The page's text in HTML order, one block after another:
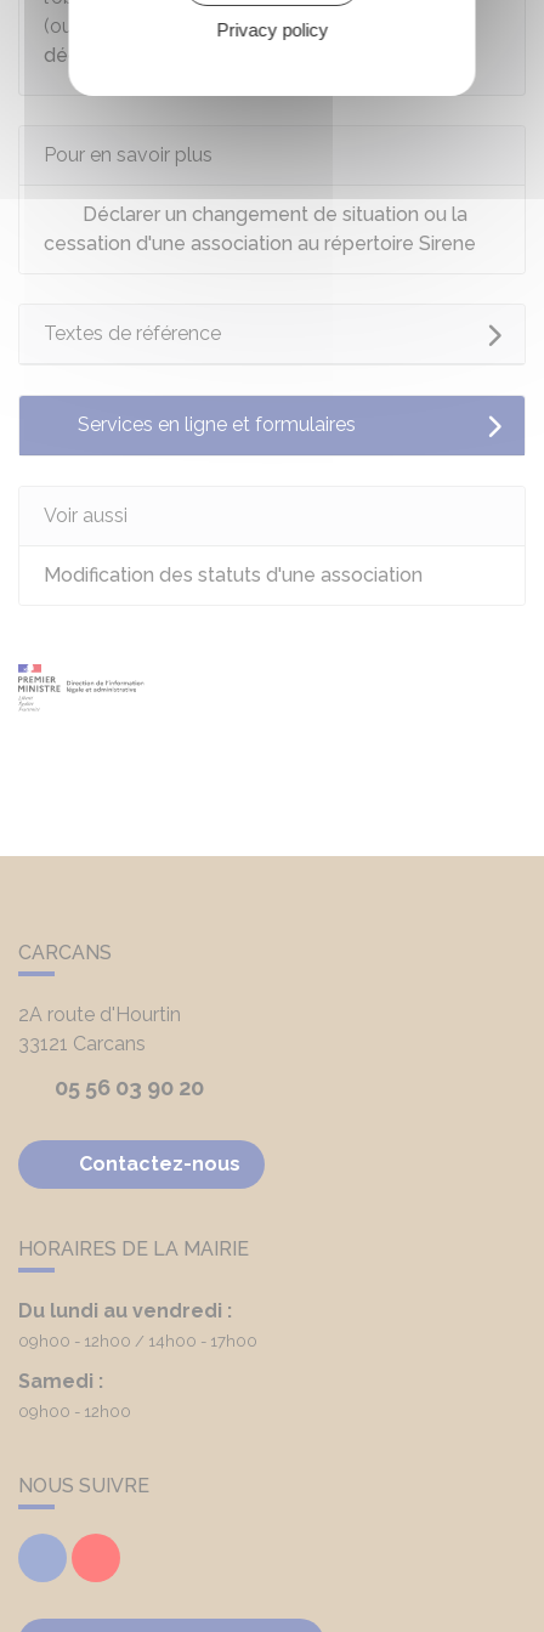
(ouverture ou fermeture) doit faire l'objet d'une
déclaration à l'Insee
Pour en savoir plus
Déclarer un changement de situation ou la
cessation d'une association au répertoire Sirene
Textes de référence
Services en ligne et formulaires
Voir aussi
Modification des statuts d'une association
CARCANS
2A route d'Hourtin
33121 Carcans
05 56 03 90 20
Contactez-nous
HORAIRES DE LA MAIRIE
Du lundi au vendredi :
09h00 - 12h00 14h00 - 17h00
Samedi :
09h00 - 12h00
NOUS SUIVRE
FacebookYoutube
Privacy policy